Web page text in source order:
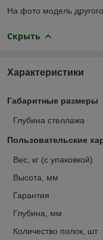
На фото модель
Скрыть
Характеристики
Габаритные размеры
Глубина стеллажа
Пользовательские
Вес, кг (с упаковкой)
Высота, мм
Гарантия
Глубина, мм
Количество полок, шт